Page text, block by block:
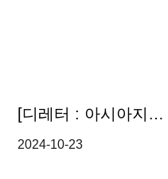
[디레터 : 아시아지역 리걸 업데이트] 태국 가짜제품 유통에 대한 소비자 보호관련 시행 법령 안내 외
2024-10-23